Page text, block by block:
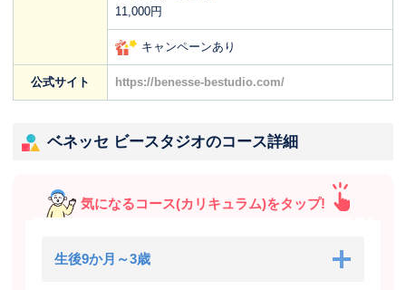
11,000円
キャンペーンあり
公式サイト https://benesse-bestudio.com/
ベネッセ ビースタジオのコース詳細
気になるコース(カリキュラム)をタップ!
生後9か月～3歳